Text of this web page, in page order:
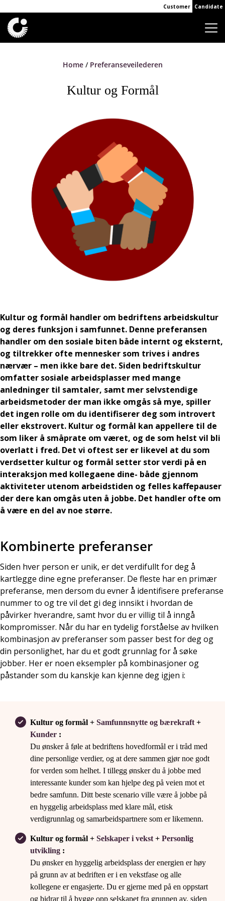
Customer Candidate
Home Preferanseveilederen
Kultur og Formål
Kultur og formål handler om bedriftens arbeidskultur
og deres funksjon i samfunnet. Denne preferansen
handler om den sosiale biten både internt og eksternt,
og tiltrekker ofte mennesker som trives i andres
nærvær – men ikke bare det. Siden bedriftskultur
omfatter sosiale arbeidsplasser med mange
anledninger til samtaler, samt mer selvstendige
arbeidsmetoder der man ikke omgås så mye, spiller
det ingen rolle om du identifiserer deg som introvert
eller ekstrovert. Kultur og formål kan appellere til de
som liker å småprate om været, og de som helst vil bli
overlatt i fred. Det vi oftest ser er likevel at du som
verdsetter kultur og formål setter stor verdi på en
interaksjon med kollegaene dine- både gjennom
aktiviteter utenom arbeidstiden og felles kaffepauser
der dere kan omgås uten å jobbe. Det handler ofte om
å være en del av noe større.
Kombinerte preferanser
Siden hver person er unik, er det verdifullt for deg å
kartlegge dine egne preferanser. De fleste har en primær
preferanse, men dersom du evner å identifisere preferanse
nummer to og tre vil det gi deg innsikt i hvordan de
påvirker hverandre, samt hvor du er villig til å inngå
kompromisser. Når du har en tydelig forståelse av hvilken
kombinasjon av preferanser som passer best for deg og
din personlighet, har du et godt grunnlag for å søke
jobber. Her er noen eksempler på kombinasjoner og
påstander som du kanskje kan kjenne deg igjen i:
Kultur og formål + Samfunnsnytte og bærekraft +
Kunder :
Du ønsker å føle at bedriftens hovedformål er i tråd med
dine personlige verdier, og at dere sammen gjør noe godt
for verden som helhet. I tillegg ønsker du å jobbe med
interessante kunder som kan hjelpe deg på veien mot et
bedre samfunn. Ditt beste scenario ville være å jobbe på
en hyggelig arbeidsplass med klare mål, etisk
verdigrunnlag og samarbeidspartnere som er likemenn.
Kultur og formål + Selskaper i vekst + Personlig
utvikling :
Du ønsker en hyggelig arbeidsplass der energien er høy
på grunn av at bedriften er i en vekstfase og alle
kollegene er engasjerte. Du er gjerne med på en oppstart
og bidrar til å bygge opp selskapet fra grunnen av, siden